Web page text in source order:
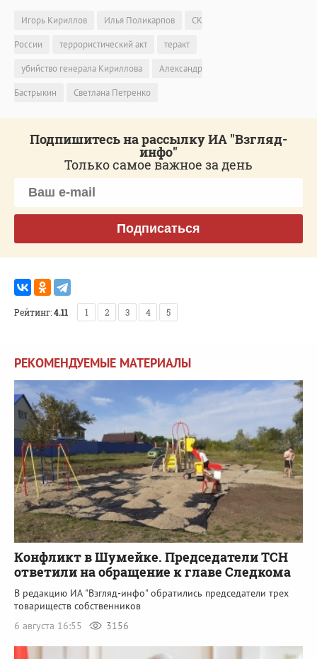
Игорь Кириллов Илья Поликарпов
СК
России
террористический акт
теракт
убийство генерала Кириллова
Александр
Бастрыкин
Светлана Петренко
Подпишитесь на рассылку ИА "Взгляд-
инфо"
Только самое важное за день
Подписаться
Рейтинг:4.11 1 2 3 4 5
РЕКОМЕНДУЕМЫЕ МАТЕРИАЛЫ
Конфликт в Шумейке. Председатели ТСН
ответили на обращение к главе Следкома
В редакцию ИА "Взгляд-инфо" обратились председатели трех
товариществ собственников
6 августа 16:55
3156